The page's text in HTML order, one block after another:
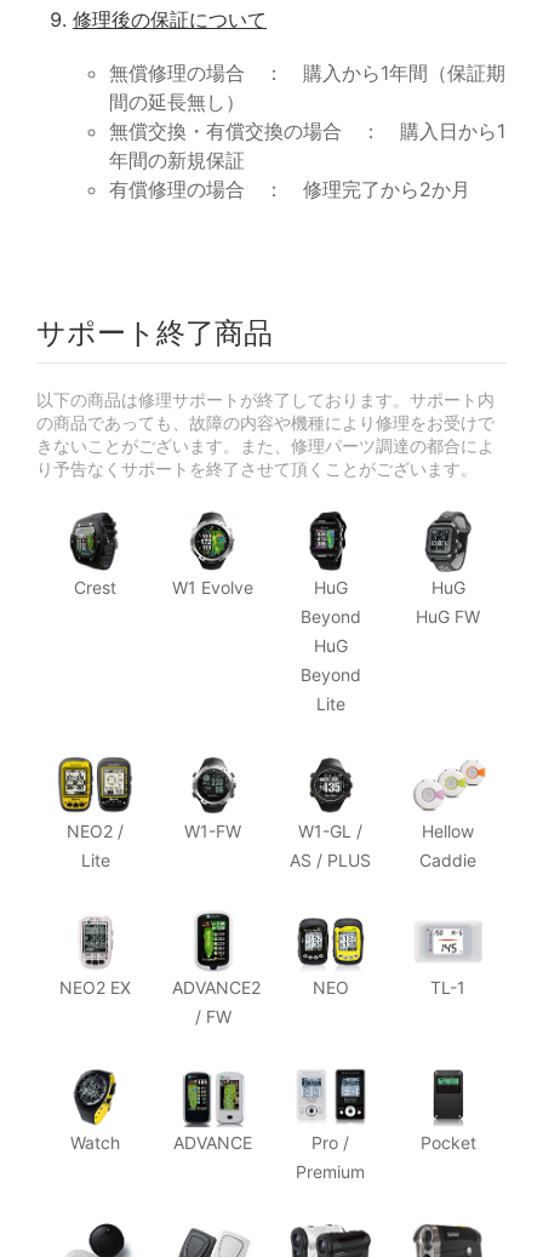
修理後の保証について
無償修理の場合 ： 購入から1年間（保証期
間の延長無し）
無償交換・有償交換の場合 ： 購入日から1
年間の新規保証
有償修理の場合 ： 修理完了から2か月
サポート終了商品
以下の商品は修理サポートが終了しております。サポート内
の商品であっても、故障の内容や機種により修理をお受けで
きないことがございます。また、修理パーツ調達の都合によ
り予告なくサポートを終了させて頂くことがございます。
Crest W1 Evolve
HuG
Beyond
HuG
Beyond
Lite
HuG
HuG FW
NEO2 /
Lite
W1-FW
W1-GL /
AS / PLUS
Hellow
Caddie
NEO2 EX
ADVANCE2
/ FW
NEO TL-1
Watch ADVANCE
Pro /
Premium
Pocket